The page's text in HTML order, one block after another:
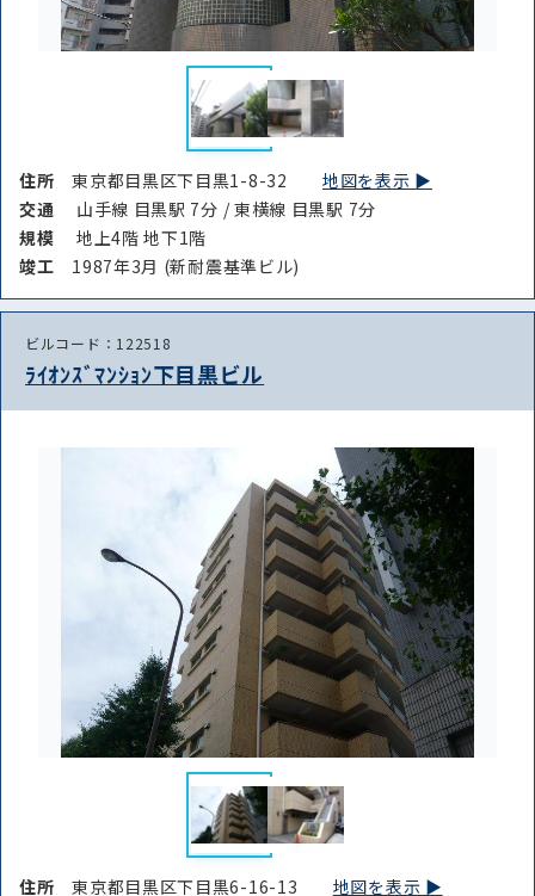
住所東京都目黒区下目黒1-8-32地図を表示 ▶︎
交通
山手線 目黒駅 7分 / 東横線 目黒駅 7分
規模
地上4階 地下1階
竣⼯ 1987年3月 (新耐震基準ビル)
ビルコード：122518
ﾗｲｵﾝｽﾞﾏﾝｼｮﾝ下目黒ビル
住所東京都目黒区下目黒6-16-13 地図を表示 ▶︎